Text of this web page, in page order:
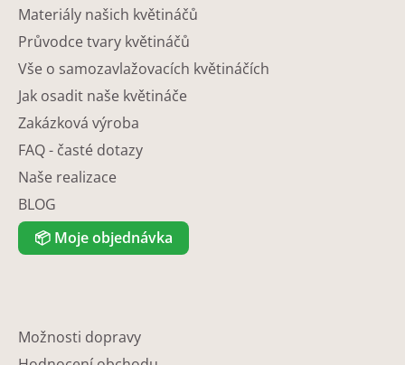
Materiály našich květináčů
Průvodce tvary květináčů
Vše o samozavlažovacích květináčích
Jak osadit naše květináče
Zakázková výroba
FAQ - časté dotazy
Naše realizace
BLOG
📦 Moje objednávka
Možnosti dopravy